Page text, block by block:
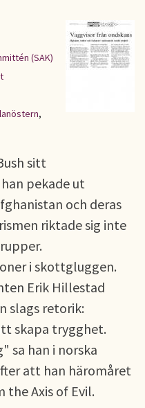
(SAK)
,
sitt
pekade ut
och deras
riktade sig inte
i skottgluggen.
Erik Hillestad
slags retorik:
skapa trygghet.
sa han i norska
att han häromåret
Axis of Evil.